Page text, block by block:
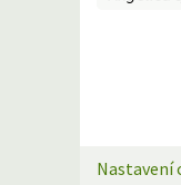
Nastavení